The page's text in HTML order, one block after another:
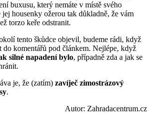
buxusu, který nemáte v místě svého
housenky ožerou tak důkladně, že vám
torzo keře odstranit.
tento škůdce objevil, budeme rádi, když
do komentářů pod článkem. Nejlépe, když
silné napadení bylo, případně zda a jak se
je, že (zatím) zavíječ zimostrázový
.
Autor: Zahradacentrum.cz